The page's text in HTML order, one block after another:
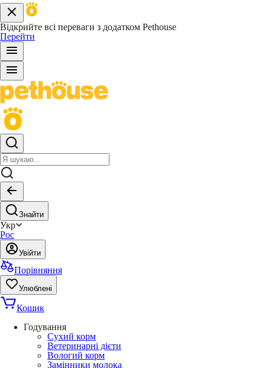
Відкрийте всі переваги з додатком Pethouse
Перейти
Знайти
Укр
Рос
Увійти
Порівняння
Улюблені
Кошик
Годування
Сухий корм
Ветеринарні дієти
Вологий корм
Замінники молока